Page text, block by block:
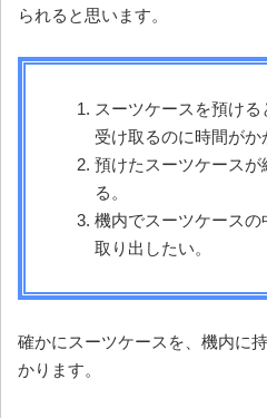
られると思います。
スーツケースを預け
受け取るのに時間がか
預けたスーツケース
る。
機内でスーツケース
取り出したい。
確かにスーツケースを、機内に
かります。